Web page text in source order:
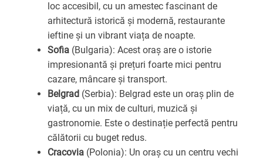
loc accesibil, cu un amestec fascinant de
arhitectură istorică și modernă, restaurante
ieftine și un vibrant viața de noapte.
Sofia (Bulgaria): Acest oraș are o istorie
impresionantă și prețuri foarte mici pentru
cazare, mâncare și transport.
Belgrad (Serbia): Belgrad este un oraș plin de
viață, cu un mix de culturi, muzică și
gastronomie. Este o destinație perfectă pentru
călătorii cu buget redus.
Cracovia (Polonia): Un oraș cu un centru vechi